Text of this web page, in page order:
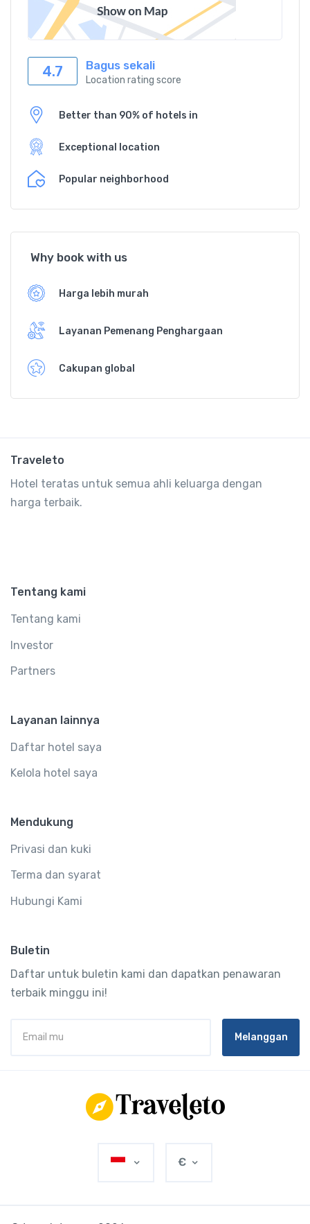
4.7 Bagus sekali
Location rating score
Better than 90% of hotels in
Exceptional location
Popular neighborhood
Why book with us
Harga lebih murah
Layanan Pemenang Penghargaan
Cakupan global
Traveleto
Hotel teratas untuk semua ahli keluarga dengan
harga terbaik.
Tentang kami
Tentang kami
Investor
Partners
Layanan lainnya
Daftar hotel saya
Kelola hotel saya
Mendukung
Privasi dan kuki
Terma dan syarat
Hubungi Kami
Buletin
Daftar untuk buletin kami dan dapatkan penawaran
terbaik minggu ini!
Melanggan
€